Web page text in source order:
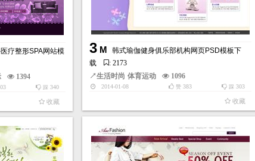
3M
韩式瑜伽健身俱乐部机构网页PSD模板下
载
: 2173
↗生活时尚 体育运动 1096
2014-01-08 踩 303
赞383
收藏
疗整形SPA网站模
1394
踩 340
收藏